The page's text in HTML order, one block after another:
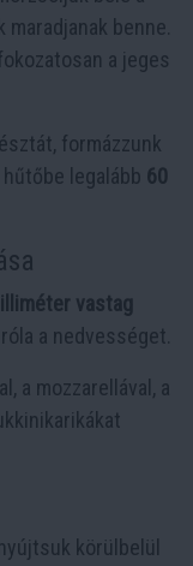
benne.
a jeges
formázzunk
legalább 60
vastag
a nedvességet.
a mozzarellával, a
körülbelül